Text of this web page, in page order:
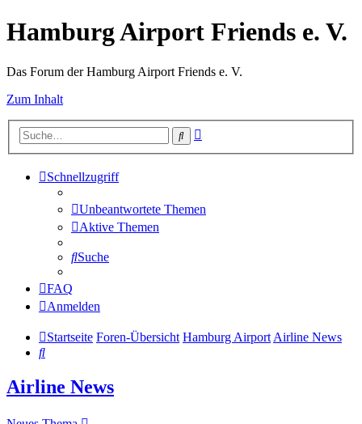
Hamburg Airport Friends e. V.
Das Forum der Hamburg Airport Friends e. V.
Zum Inhalt
Suche
Schnellzugriff
Unbeantwortete Themen
Aktive Themen
Suche
FAQ
Anmelden
Startseite Foren-Übersicht Hamburg AirportAirline News
Suche
Airline News